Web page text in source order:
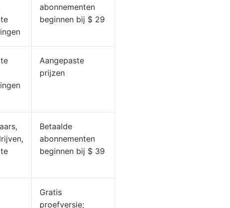
abonnementen
beginnen bij $ 29
Aangepaste
prijzen
Betaalde
abonnementen
beginnen bij $ 39
Gratis
proefversie;